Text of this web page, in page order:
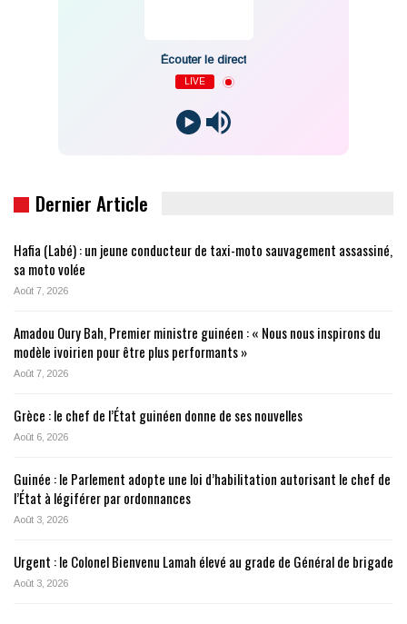
Écouter le direct
LIVE
Dernier Article
Hafia (Labé) : un jeune conducteur de taxi-moto sauvagement assassiné,
sa moto volée
Août 7, 2026
Amadou Oury Bah, Premier ministre guinéen : « Nous nous inspirons du
modèle ivoirien pour être plus performants »
Août 7, 2026
Grèce : le chef de l’État guinéen donne de ses nouvelles
Août 6, 2026
Guinée : le Parlement adopte une loi d’habilitation autorisant le chef de
l’État à légiférer par ordonnances
Août 3, 2026
Urgent : le Colonel Bienvenu Lamah élevé au grade de Général de brigade
Août 3, 2026